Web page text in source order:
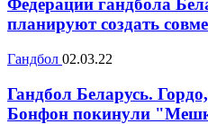
Федерации гандбола
планируют создать
Гандбол 02.03.22
Гандбол Беларусь.
Бонфон покинули